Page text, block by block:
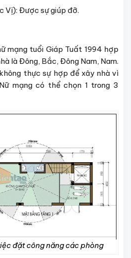
Vị): Được sự giúp đỡ.
mạng tuổi Giáp Tuất 1994 hợp
là Đông, Bắc, Đông Nam, Nam.
thực sự hợp để xây nhà vì
mạng có thể chọn 1 trong 3
đặt công năng các phòng